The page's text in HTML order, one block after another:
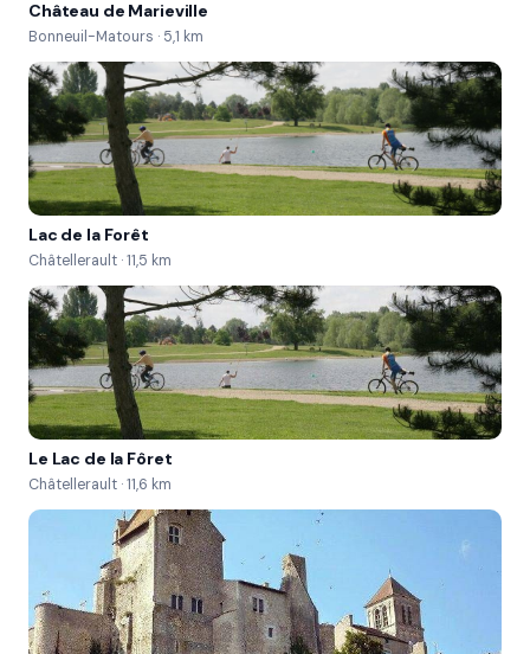
Bonneuil Matours. 60 min de vol Vous pourrez
observer les mêmes lieux que dans le vol de 40
minutes avec en plus Chenevelles  Archigny ou
encore Chauvigny.
Château de Marieville
Bonneuil-Matours · 5,1 km
Lac de la Forêt
Châtellerault · 11,5 km
Le Lac de la Fôret
Châtellerault · 11,6 km